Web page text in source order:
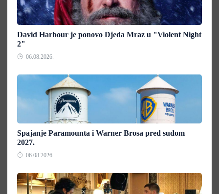
David Harbour je ponovo Djeda Mraz u "Violent Night
2"
06.08.2026.
Spajanje Paramounta i Warner Brosa pred sudom
2027.
06.08.2026.